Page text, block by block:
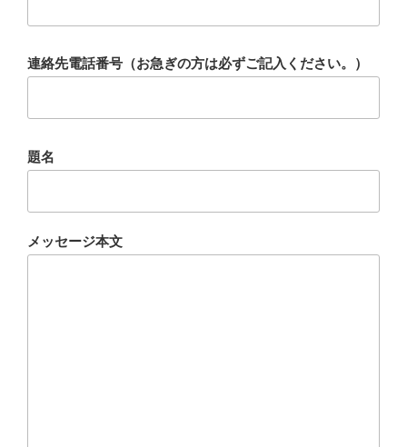
連絡先電話番号（お急ぎの方は必ずご記入ください。）
題名
メッセージ本文